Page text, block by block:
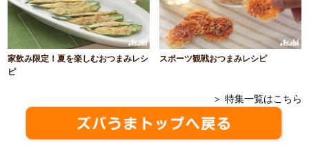
家飲み限定！夏を楽しむおつまみレシ
ピ
スポーツ観戦おつまみレシピ
＞ 特集一覧はこちら